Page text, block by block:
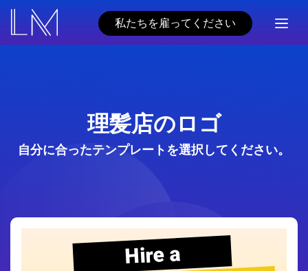
私たちを雇ってください
理髪店のロゴ
自分に合ったテンプレートを選択してください。
Hire a